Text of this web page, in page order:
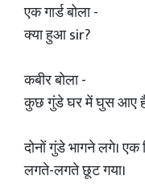
एक गार्ड बोला -
क्या हुआ sir?
कबीर बोला -
कुछ गुंडे घर में घुस आए
दोनों गुंडे भागने लगे।
लगते-लगते छूट गया।